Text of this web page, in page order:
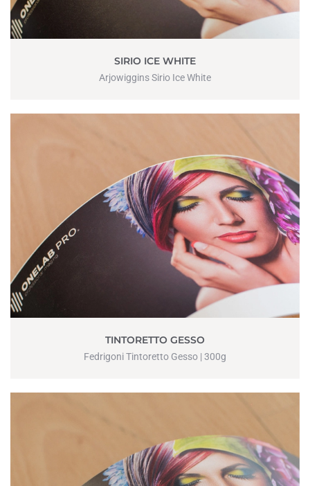
SIRIO ICE WHITE
Arjowiggins Sirio Ice White
TINTORETTO GESSO
Fedrigoni Tintoretto Gesso | 300g